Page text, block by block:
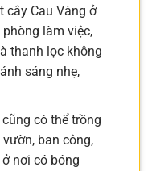
cây Cau Vàng ở
làm việc,
thanh lọc không
sáng nhẹ,
có thể trồng
ban công,
nơi có bóng